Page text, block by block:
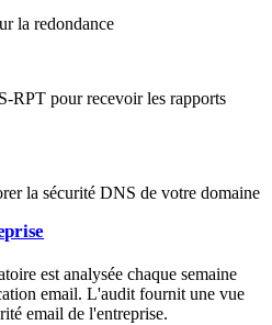
la redondance
RPT pour recevoir les rapports
la sécurité DNS de votre domaine
est analysée chaque semaine
email. L'audit fournit une vue
email de l'entreprise.